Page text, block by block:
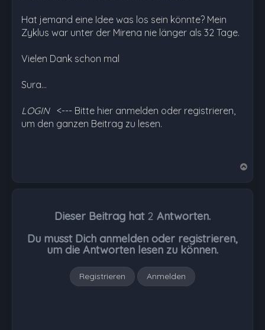
Hat jemand eine Idee was los sein könnte? Mein
Zyklus war unter der Mirena nie länger als 32 Tage.
Vielen Dank schon mal
Sura…
LOGIN <--- Bitte hier anmelden oder registrieren,
um den ganzen Beitrag zu lesen.
Dieser Beitrag hat 2 Antworten.
Du musst Dich anmelden oder registrieren,
um die Antworten lesen zu können.
Registrieren Anmelden